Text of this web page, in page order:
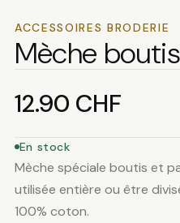
ACCESSOIRES BRODERIE
Mèche
12.90 CHF
En stock
Mèche spéciale boutis et
utilisée entière ou être
100% coton.